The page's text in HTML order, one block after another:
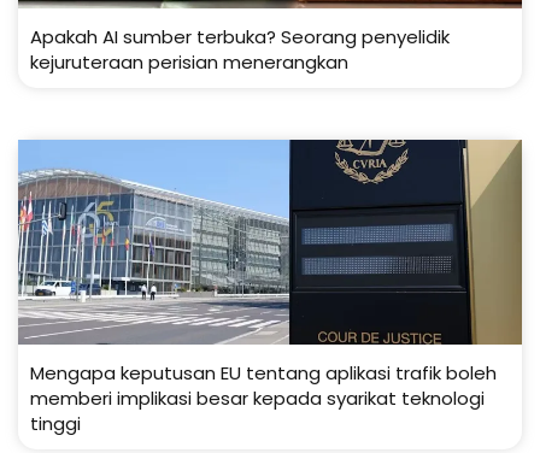
Apakah AI sumber terbuka? Seorang penyelidik
kejuruteraan perisian menerangkan
Mengapa keputusan EU tentang aplikasi trafik boleh
memberi implikasi besar kepada syarikat teknologi
tinggi